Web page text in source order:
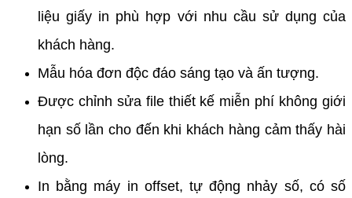
liệu giấy in phù hợp với nhu cầu sử dụng của
khách hàng.
Mẫu hóa đơn độc đáo sáng tạo và ấn tượng.
Được chỉnh sửa file thiết kế miễn phí không giới
hạn số lần cho đến khi khách hàng cảm thấy hài
lòng.
In bằng máy in offset, tự động nhảy số, có số